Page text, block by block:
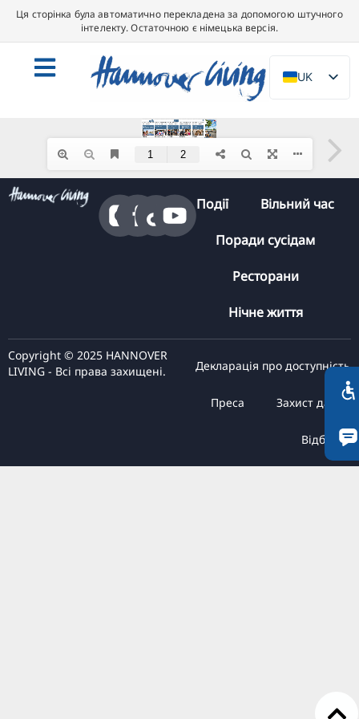
Ця сторінка була автоматично перекладена за допомогою штучного
інтелекту. Остаточною є німецька версія.
UK
DE
NL
PL
ES
IT
FR
PT
TR
ZH
Події Вільний час
Поради сусідам
Ресторани
Нічне життя
Copyright © 2025 HANNOVER
LIVING - Всі права захищені.
Декларація про доступність
Преса Захист даних
Відбиток